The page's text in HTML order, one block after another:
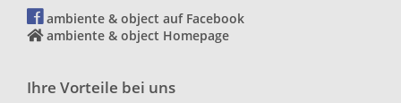
ambiente & object auf Facebook
ambiente & object Homepage
Ihre Vorteile bei uns